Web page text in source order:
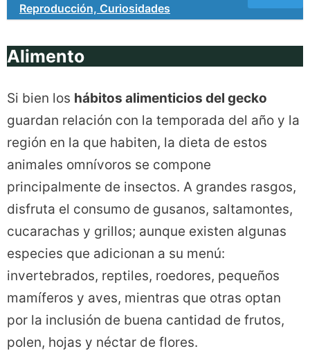
Reproducción, Curiosidades
Alimento
Si bien los hábitos alimenticios del gecko
guardan relación con la temporada del año y la
región en la que habiten, la dieta de estos
animales omnívoros se compone
principalmente de insectos. A grandes rasgos,
disfruta el consumo de gusanos, saltamontes,
cucarachas y grillos; aunque existen algunas
especies que adicionan a su menú:
invertebrados, reptiles, roedores, pequeños
mamíferos y aves, mientras que otras optan
por la inclusión de buena cantidad de frutos,
polen, hojas y néctar de flores.